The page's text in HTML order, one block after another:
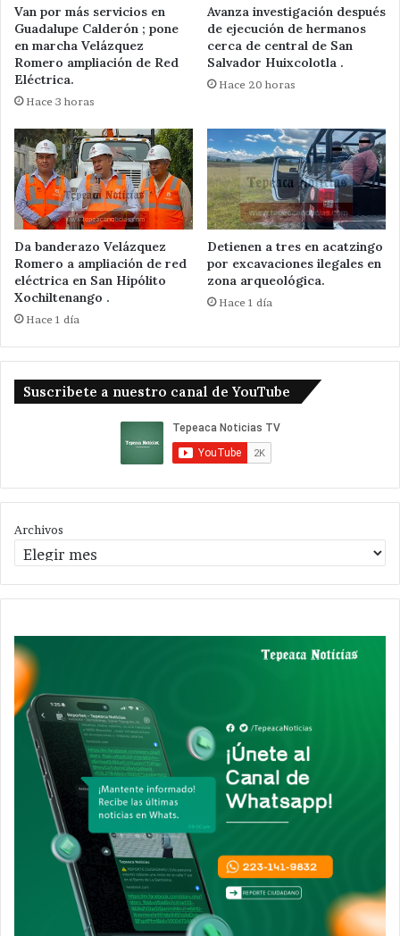
Van por más servicios en
Guadalupe Calderón ; pone
en marcha Velázquez
Romero ampliación de Red
Eléctrica.
Hace 3 horas
Avanza investigación después
de ejecución de hermanos
cerca de central de San
Salvador Huixcolotla .
Hace 20 horas
Da banderazo Velázquez
Romero a ampliación de red
eléctrica en San Hipólito
Xochiltenango .
Hace 1 día
Detienen a tres en acatzingo
por excavaciones ilegales en
zona arqueológica.
Hace 1 día
Suscribete a nuestro canal de YouTube
Archivos